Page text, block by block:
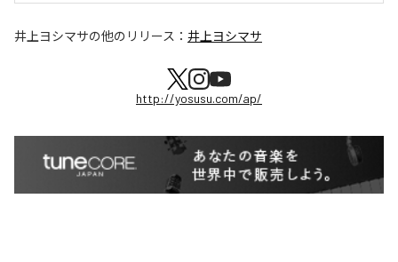
井上ヨシマサの他のリリース： 井上ヨシマサ
http://yosusu.com/ap/